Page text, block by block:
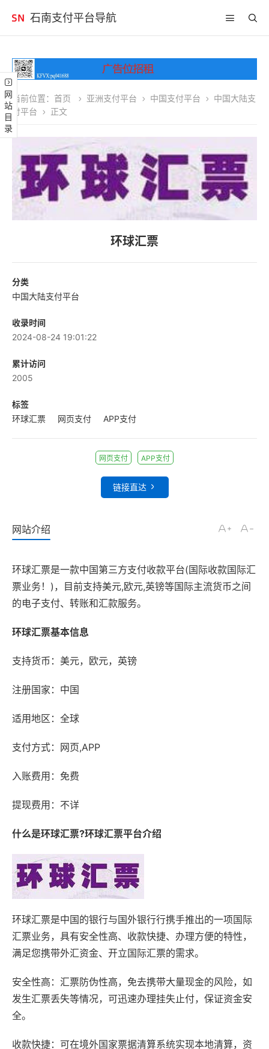
石南支付平台导航
网站目录 当前位置： 首页 亚洲支付平台 中国支付平台
中国大陆支
付平台
正文
环球汇票
分类
中国大陆支付平台
收录时间
2024-08-24 19:01:22
累计访问
2005
标签
环球汇票
网页支付 APP支付
网页支付 APP支付
链接直达
网站介绍
环球汇票是一款中国第三方支付收款平台(国际收款国际汇
票业务！)，目前支持美元,欧元,英镑等国际主流货币之间
的电子支付、转账和汇款服务。
环球汇票基本信息
支持货币：美元，欧元，英镑
注册国家：中国
适用地区：全球
支付方式：网页,APP
入账费用：免费
提现费用：不详
什么是环球汇票?环球汇票平台介绍
环球汇票是中国的银行与国外银行行携手推出的一项国际
汇票业务，具有安全性高、收款快捷、办理方便的特性，
满足您携带外汇资金、开立国际汇票的需求。
安全性高：汇票防伪性高，免去携带大量现金的风险，如
发生汇票丢失等情况，可迅速办理挂失止付，保证资金安
全。
收款快捷：可在境外国家票据清算系统实现本地清算，资